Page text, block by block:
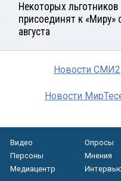
Некоторых льготников
присоединят к «Миру»
августа
Новости СМИ2
Новости
Видео Опросы
Персоны
Мнения
Медиацентр